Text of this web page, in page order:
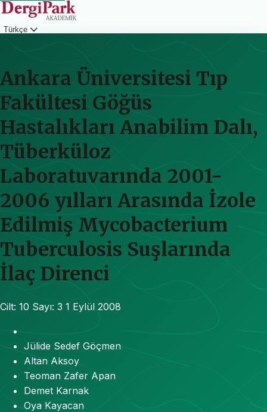
Türkçe
Ankara Üniversitesi Tıp
Fakültesi Göğüs
Hastalıkları Anabilim Dalı,
Tüberküloz
Laboratuvarında 2001-
2006 yılları Arasında İzole
Edilmiş Mycobacterium
Tuberculosis Suşlarında
İlaç Direnci
Cilt: 10 Sayı: 3 1 Eylül 2008
Jülide Sedef Göçmen
Altan Aksoy
Teoman Zafer Apan
Demet Karnak
Oya Kayacan